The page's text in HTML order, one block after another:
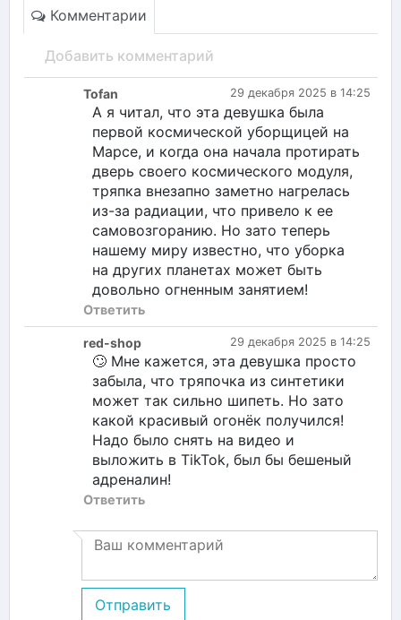
Комментарии
Добавить комментарий
29 декабря 2025 в 14:25
Tofan
А я читал, что эта девушка была
первой космической уборщицей на
Марсе, и когда она начала протирать
дверь своего космического модуля,
тряпка внезапно заметно нагрелась
из-за радиации, что привело к ее
самовозгоранию. Но зато теперь
нашему миру известно, что уборка
на других планетах может быть
довольно огненным занятием!
Ответить
29 декабря 2025 в 14:25
red-shop
🙄 Мне кажется, эта девушка просто
забыла, что тряпочка из синтетики
может так сильно шипеть. Но зато
какой красивый огонёк получился!
Надо было снять на видео и
выложить в TikTok, был бы бешеный
адреналин!
Ответить
Отправить